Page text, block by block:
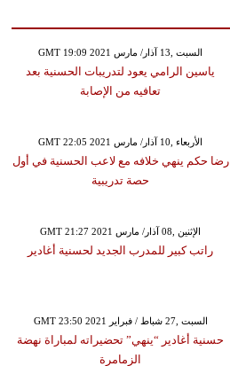
GMT 19:09 2021 السبت ,13 آذار/ مارس
ياسين الرامي يعود لتدريبات الحسنية بعد
تعافيه من الإصابة
GMT 22:05 2021 الأربعاء ,10 آذار/ مارس
رضا حكم ينهي خلافه مع لاعب الحسنية في أول
حصة تدريبية
GMT 21:27 2021 الإثنين ,08 آذار/ مارس
راتب كبير للمدرب الجديد لحسنية أغادير
GMT 23:50 2021 السبت ,27 شباط / فبراير
حسنية أغادير “ينهي” تحضيراته لمباراة نهضة
الزمامرة